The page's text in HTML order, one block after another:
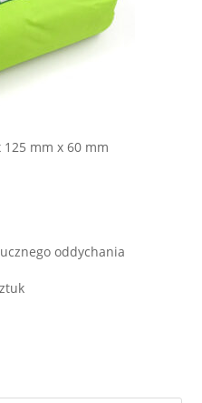
125 mm x 60 mm
oddychania